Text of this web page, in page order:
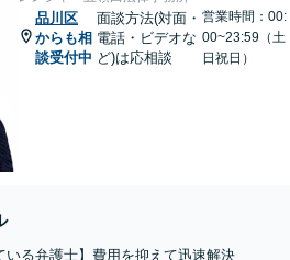
品川区
からも相
談受付中
面談方法(対面・
電話・ビデオな
ど)は応相談
営業時間：00:
00~23:59（土
日祝日）
いる弁護士】費用を抑えて迅速解決